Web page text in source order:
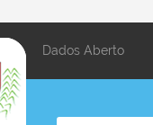
Dados Aberto